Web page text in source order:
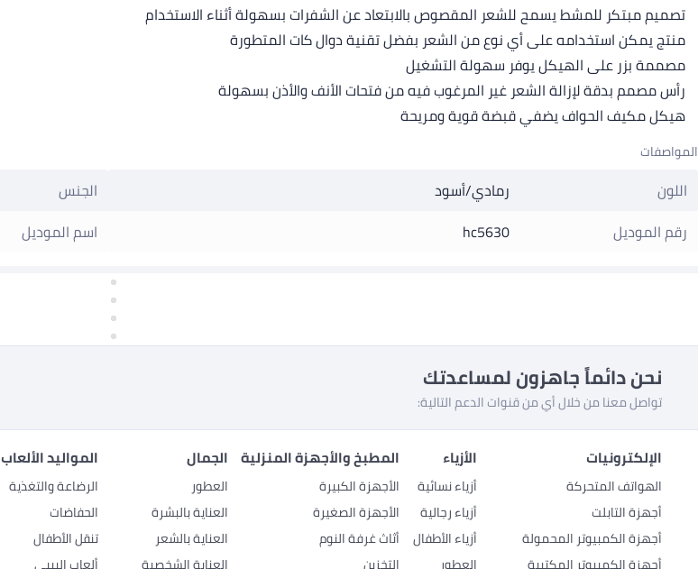
تصميم مبتكر للمشط يسمح للشعر المقصوص بالابتعاد عن الشفرات بسهولة أثناء الاستخدام
منتج يمكن استخدامه على أي نوع من الشعر بفضل تقنية دوال كات المتطورة
مصممة بزر على الهيكل يوفر سهولة التشغيل
رأس مصمم بدقة لإزالة الشعر غير المرغوب فيه من فتحات الأنف والأذن بسهولة
هيكل مكيف الحواف يضفي قبضة قوية ومريحة
المواصفات
اللون
رمادي/أسود
رقم الموديل
hc5630
الجنس
اسم الموديل
نحن دائماً جاهزون لمساعدتك
تواصل معنا من خلال أي من قنوات الدعم التالية:
الإلكترونيات
الهواتف المتحركة
أجهزة التابلت
أجهزة الكمبيوتر المحمولة
الأزياء
أزياء نسائية
أزياء رجالية
أزياء الأطفال
المطبخ والأجهزة المنزلية
الأجهزة الكبيرة
الأجهزة الصغيرة
أثاث غرفة النوم
الجمال
العطور
العناية بالبشرة
العناية بالشعر
المواليد الألعاب
الرضاعة والتغذية
الحفاضات
تنقل الأطفال